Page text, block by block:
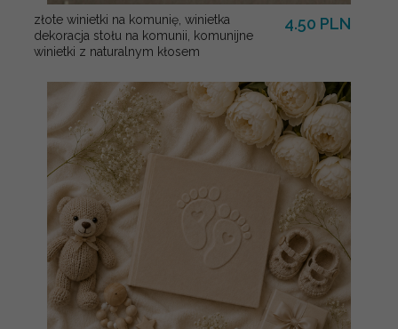
złote winietki na komunię, winietka
dekoracja stołu na komunii, komunijne
winietki z naturalnym kłosem
4.50 PLN